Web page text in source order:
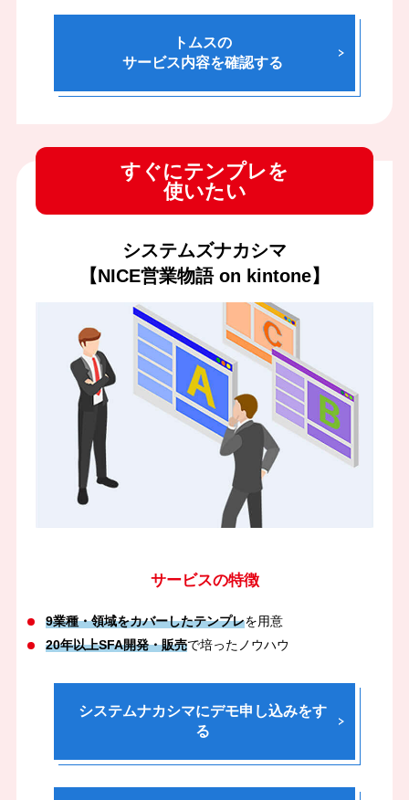
トムスの
サービス内容を確認する
すぐにテンプレを
使いたい
システムズナカシマ
【NICE営業物語 on kintone】
サービスの特徴
9業種・領域をカバーしたテンプレを用意
20年以上SFA開発・販売で培ったノウハウ
システムナカシマにデモ申し込みをす
る